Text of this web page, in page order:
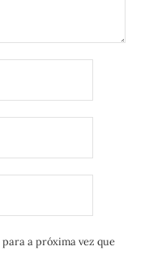
a próxima vez que